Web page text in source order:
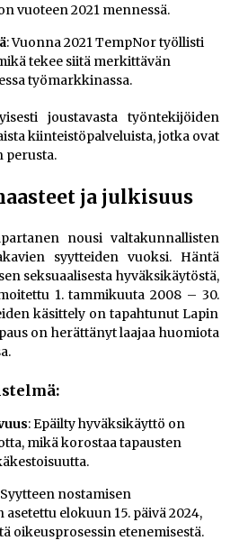
vuoteen 2021 mennessä​.
: Vuonna 2021 TempNor työllisti
tekee siitä merkittävän
työmarkkinassa​.
joustavasta työntekijöiden
kiinteistöpalveluista, jotka ovat
perusta.
ja julkisuus
nousi valtakunnallisten
syytteiden vuoksi. Häntä
seksuaalisesta hyväksikäytöstä,
1. tammikuuta 2008 – 30.
käsittely on tapahtunut Lapin
on herättänyt laajaa huomiota
: Epäilty hyväksikäyttö on
mikä korostaa tapausten
nostamisen
elokuun 15. päivä 2024,
oikeusprosessin etenemisestä​.